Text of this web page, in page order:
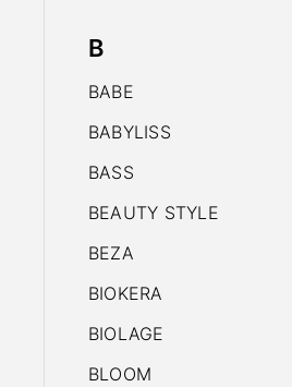
B
BABE
BABYLISS
BASS
BEAUTY STYLE
BEZA
BIOKERA
BIOLAGE
BLOOM